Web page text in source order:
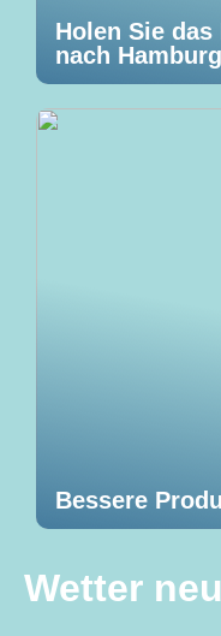
Holen Sie
nach
Bessere
Wetter